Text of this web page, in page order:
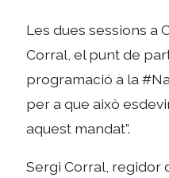
Les dues sessions a
Corral, el punt de
programació a la
per a que això
aquest mandat”.
Sergi Corral, regidor